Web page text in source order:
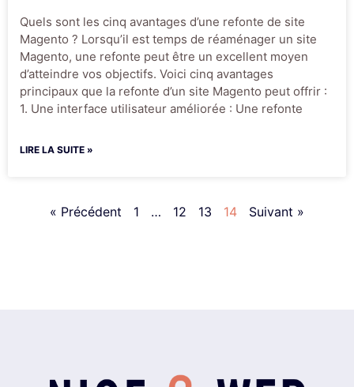
Quels sont les cinq avantages d’une refonte de site
Magento ? Lorsqu’il est temps de réaménager un site
Magento, une refonte peut être un excellent moyen
d’atteindre vos objectifs. Voici cinq avantages
principaux que la refonte d’un site Magento peut offrir :
1. Une interface utilisateur améliorée : Une refonte
LIRE LA SUITE »
« Précédent 1 … 12 13 14 Suivant »